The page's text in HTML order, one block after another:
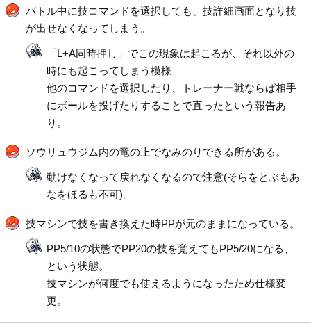
バトル中に技コマンドを選択しても、技詳細画面となり技
が出せなくなってしまう。
「L+A同時押し」でこの現象は起こるが、それ以外の
時にも起こってしまう模様
他のコマンドを選択したり、トレーナー戦ならば相手
にボールを投げたりすることで直ったという報告あ
り。
ソウリュウジム内の竜の上でなみのりできる所がある。
動けなくなって戻れなくなるので注意(そらをとぶもあ
なをほるも不可)。
技マシンで技を書き換えた時PPが元のままになっている。
PP5/10の状態でPP20の技を覚えてもPP5/20になる、
という状態。
技マシンが何度でも使えるようになったため仕様変
更。